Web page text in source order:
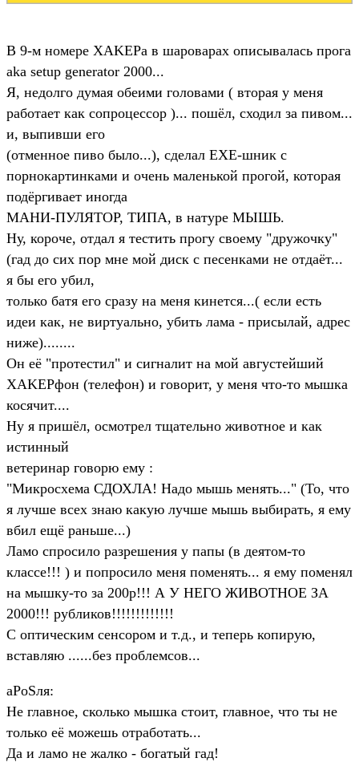
В 9-м номере XAKEPa в шароварах описывалась прога
aka setup generator 2000...
Я, недолго думая обеими головами ( вторая у меня
работает как сопроцессор )... пошёл, сходил за пивом...
и, выпивши его
(отменное пиво было...), сделал EXE-шник с
порнокартинками и очень маленькой прогой, которая
подёргивает иногда
МАНИ-ПУЛЯТОР, ТИПА, в натуре МЫШЬ.
Ну, короче, отдал я тестить прогу своему "дружочку"
(гад до сих пор мне мой диск с песенками не отдаёт...
я бы его убил,
только батя его сразу на меня кинется...( если есть
идеи как, не виртуально, убить лама - присылай, адрес
ниже)........
Он её "протестил" и сигналит на мой августейший
XAKEPфон (телефон) и говорит, у меня что-то мышка
косячит....
Ну я пришёл, осмотрел тщательно животное и как
истинный
ветеринар говорю ему :
"Микросхема СДОХЛА! Надо мышь менять..." (То, что
я лучше всех знаю какую лучше мышь выбирать, я ему
вбил ещё раньше...)
Ламо спросило разрешения у папы (в деятом-то
классе!!! ) и попросило меня поменять... я ему поменял
на мышку-то за 200р!!! А У НЕГО ЖИВОТНОЕ ЗА
2000!!! рубликов!!!!!!!!!!!!!
С оптическим сенсором и т.д., и теперь копирую,
вставляю ......без проблемсов...
аPоSля:
Не главное, сколько мышка стоит, главное, что ты не
только её можешь отработать...
Да и ламо не жалко - богатый гад!